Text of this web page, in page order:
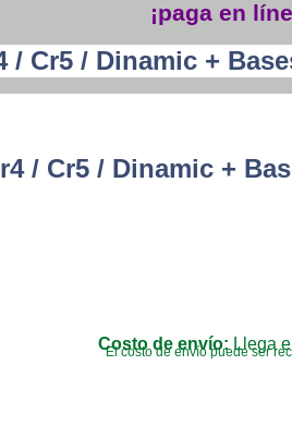
¡paga en
/ Cr5 / Dinamic +
/ Cr5 / Dinamic +
Costo de envío: Llega
El costo de envío puede ser